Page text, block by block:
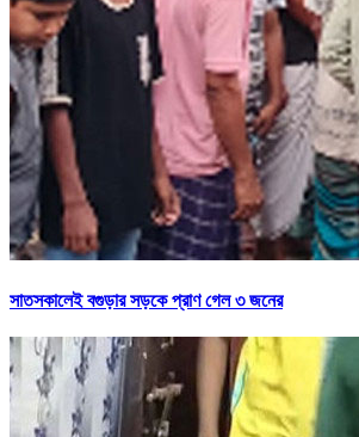
সাতসকালেই বগুড়ার সড়কে প্রাণ গেল ৩ জনের